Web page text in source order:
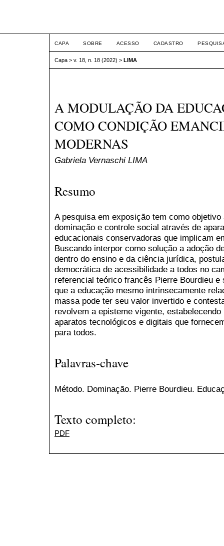
CAPA SOBRE ACESSO CADASTRO
Capa > v. 18, n. 18 (2022) > LIMA
A MODULAÇÃO DA
COMO CONDIÇÃO
MODERNAS
Gabriela Vernaschi LIMA
Resumo
A pesquisa em exposição tem como
dominação e controle social através de
educacionais conservadoras que implicam
Buscando interpor como solução a adoção
dentro do ensino e da ciência jurídica,
democrática de acessibilidade a todos no
referencial teórico francês Pierre Bourdieu
que a educação mesmo intrinsecamente
massa pode ter seu valor invertido e
revolvem a episteme vigente,
aparatos tecnológicos e digitais que
para todos.
Palavras-chave
Método. Dominação. Pierre Bourdieu.
Texto completo:
PDF